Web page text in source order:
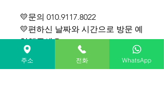
💛문의 010.9117.8022
💛편하신 날짜와 시간으로 방문 예
약해주세요.
주소 전화 WhatsApp